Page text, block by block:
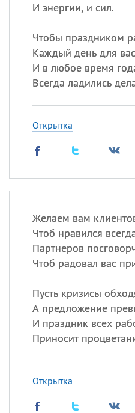
И энергии, и сил.
Чтобы праздником
Каждый день для
И в любое время
Всегда ладились
Открытка
Желаем вам
Чтоб нравился
Партнеров
Чтоб радовал вас
Пусть кризисы
А предложение
И праздник всех
Приносит
Открытка